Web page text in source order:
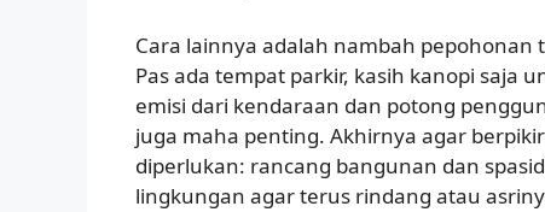
Cara lainnya adalah nambah pepohonan
Pas ada tempat parkir, kasih kanopi saja
emisi dari kendaraan dan potong
juga maha penting. Akhirnya agar
diperlukan: rancang bangunan dan
lingkungan agar terus rindang atau